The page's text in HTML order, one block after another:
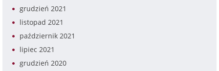
grudzień 2021
listopad 2021
październik 2021
lipiec 2021
grudzień 2020